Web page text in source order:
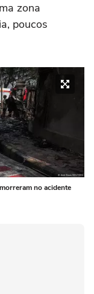
zona
poucos
no acidente